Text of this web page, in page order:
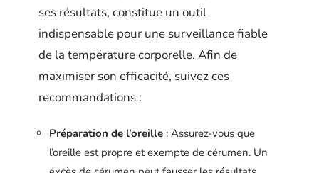
ses résultats, constitue un outil
indispensable pour une surveillance fiable
de la température corporelle. Afin de
maximiser son efficacité, suivez ces
recommandations :
Préparation de l’oreille : Assurez-vous que
l’oreille est propre et exempte de cérumen. Un